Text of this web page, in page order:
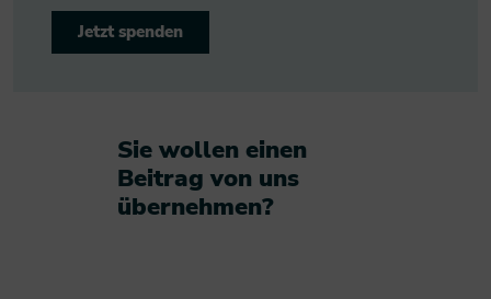
Jetzt spenden
Sie wollen einen
Beitrag von uns
übernehmen?​